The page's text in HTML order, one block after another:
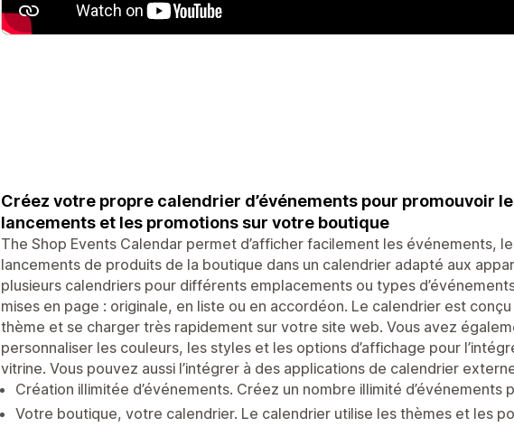
Créez votre propre calendrier d’événements pour promouvoir
lancements et les promotions sur votre boutique
The Shop Events Calendar permet d’afficher facilement les événements,
lancements de produits de la boutique dans un calendrier adapté aux
plusieurs calendriers pour différents emplacements ou types
mises en page : originale, en liste ou en accordéon. Le calendrier est
thème et se charger très rapidement sur votre site web. Vous avez
personnaliser les couleurs, les styles et les options d’affichage pour
vitrine. Vous pouvez aussi l’intégrer à des applications de calendrier
Création illimitée d’événements. Créez un nombre illimité d’événements
Votre boutique, votre calendrier. Le calendrier utilise les thèmes et les